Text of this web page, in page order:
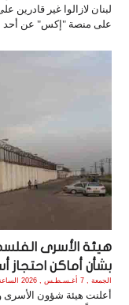
لبنان لازالوا غير قادرين
على منصة "إكس" عن أحد
هيئة الأسرى
بشأن أماكن احتجاز
الجمعة , 7 أغـسـطـس , 2026 الساعة 7:07:58 PM
أعلنت هيئة شؤون الأسرى